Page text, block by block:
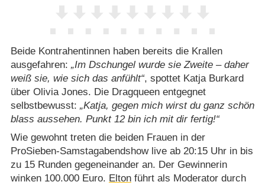
Beide Kontrahentinnen haben bereits die Krallen
ausgefahren:
Im Dschungel wurde sie Zweite – daher
weiß sie, wie sich das anfühlt , spottet Katja Burkard
über Olivia Jones. Die Dragqueen entgegnet
selbstbewusst:
Katja, gegen mich wirst du ganz schön
blass aussehen. Punkt 12 bin ich mit dir fertig!
Wie gewohnt treten die beiden Frauen in der
ProSieben-Samstagabendshow live ab 20:15 Uhr in bis
zu 15 Runden gegeneinander an. Der Gewinnerin
winken 100.000 Euro. Eltonführt als Moderator durch